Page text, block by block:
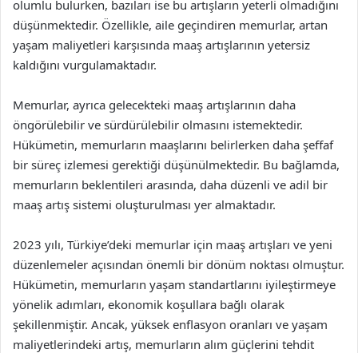
olumlu bulurken, bazıları ise bu artışların yeterli olmadığını
düşünmektedir. Özellikle, aile geçindiren memurlar, artan
yaşam maliyetleri karşısında maaş artışlarının yetersiz
kaldığını vurgulamaktadır.
Memurlar, ayrıca gelecekteki maaş artışlarının daha
öngörülebilir ve sürdürülebilir olmasını istemektedir.
Hükümetin, memurların maaşlarını belirlerken daha şeffaf
bir süreç izlemesi gerektiği düşünülmektedir. Bu bağlamda,
memurların beklentileri arasında, daha düzenli ve adil bir
maaş artış sistemi oluşturulması yer almaktadır.
2023 yılı, Türkiye’deki memurlar için maaş artışları ve yeni
düzenlemeler açısından önemli bir dönüm noktası olmuştur.
Hükümetin, memurların yaşam standartlarını iyileştirmeye
yönelik adımları, ekonomik koşullara bağlı olarak
şekillenmiştir. Ancak, yüksek enflasyon oranları ve yaşam
maliyetlerindeki artış, memurların alım güçlerini tehdit